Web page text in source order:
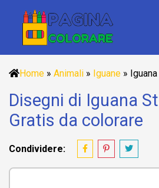
Home » Animali » Iguane »
Disegni di Iguana
Gratis da colorare
Condividere: